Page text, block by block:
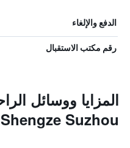
الدفع والإلغاء
رقم مكتب الاستقبال
Shengze Suzhou